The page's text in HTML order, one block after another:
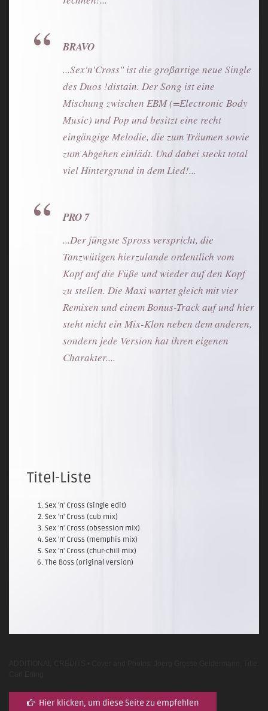
BRAVO
...Sex'n'Cross" ist die großartige neue Single
des Duos !distain. Der Song ist eine
Mischung zwischen EBM (=Electronic Body
Music) und Pop und besitzt eine recht
eingängige Melodie, die zum Träumen sowie
zum Abgehen einlädt. Und dabei steckt total
viel Hintergrund in dem Lied!...
PRO 7
...Der jüngste Spross verspricht, die
Tanzwütigen hierzulande ordentlich vom
Kopf auf die Füße und wieder auf den Kopf
zu stellen. Die Maxi wartet gleich mit vier
Remixen und einem Bonus-Track auf und hier
steht nicht ein Mix-Klon neben dem anderen,
sondern jede Version hat ihren eigenen
Charakter....
Titel-Liste
Sex 'n' Cross (single edit)
Sex 'n' Cross (cub mix)
Sex 'n' Cross (obsession mix)
Sex 'n' Cross (memphis mix)
Sex 'n' Cross (chur-chill mix)
The Boss (original version)
Hier klicken, um diese Seite zu empfehlen